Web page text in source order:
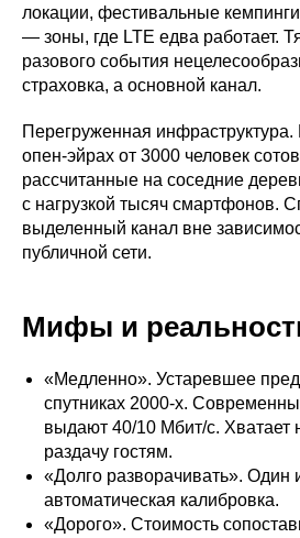
локации, фестивальные
— зоны, где LTE едва работает.
разового события
страховка, а основной канал.
Перегруженная
опен-эйрах от 3000 человек
рассчитанные на соседние
с нагрузкой тысяч смартфонов.
выделенный канал вне
публичной сети.
Мифы и
«Медленно». Устаревшее
спутниках 2000-х.
выдают 40/10 Мбит/с. Хватает
раздачу гостям.
«Долго разворачивать». Один
автоматическая калибровка.
«Дорого». Стоимость